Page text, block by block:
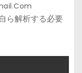
ら解析する必要